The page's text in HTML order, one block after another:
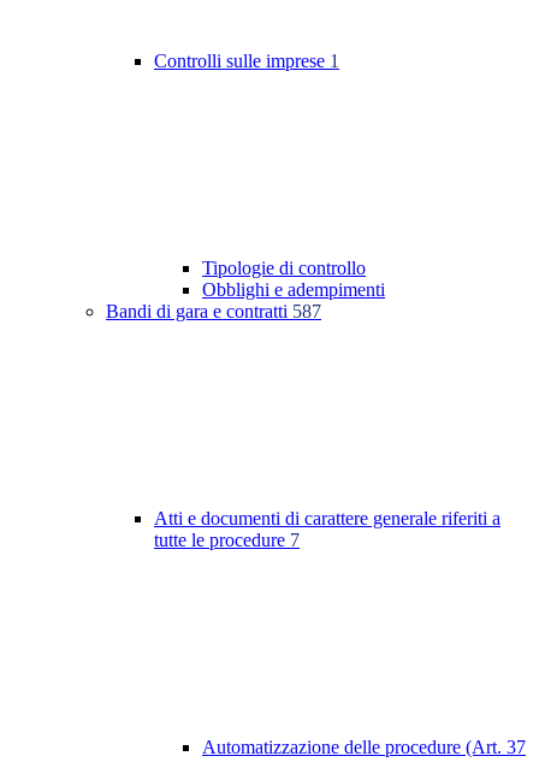
Controlli sulle imprese 1
Tipologie di controllo
Obblighi e adempimenti
Bandi di gara e contratti 587
Atti e documenti di carattere generale riferiti a
tutte le procedure 7
Automatizzazione delle procedure (Art. 37